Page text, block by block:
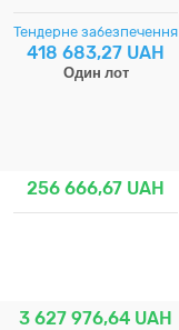
Тендерне забезпечення
418 683,27 UAH
Один лот
256 666,67 UAH
3 627 976,64 UAH